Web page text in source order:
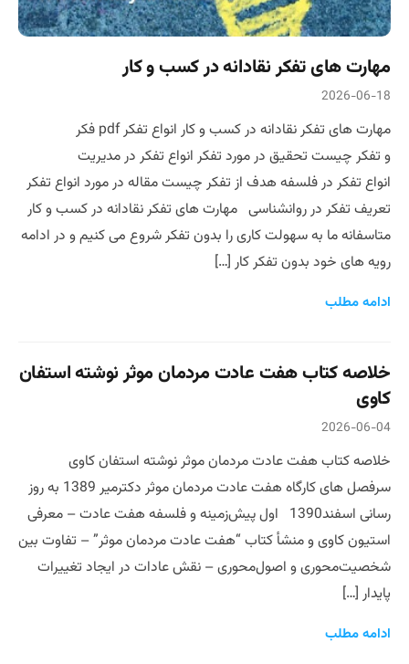
مهارت های تفکر نقادانه در کسب و کار
2026-06-18
مهارت های تفکر نقادانه در کسب و کار انواع تفکر pdf فکر
و تفکر چیست تحقیق در مورد تفکر انواع تفکر در مدیریت
انواع تفکر در فلسفه هدف از تفکر چیست مقاله در مورد انواع تفکر
تعریف تفکر در روانشناسی مهارت های تفکر نقادانه در کسب و کار
متاسفانه ما به سهولت کاری را بدون تفکر شروع می کنیم و در ادامه
رویه های خود بدون تفکر کار […]
ادامه مطلب
خلاصه کتاب هفت عادت مردمان موثر نوشته استفان
کاوی
2026-06-04
خلاصه کتاب هفت عادت مردمان موثر نوشته استفان کاوی
سرفصل های کارگاه هفت عادت مردمان موثر دکترمیر 1389 به روز
رسانی اسفند1390 اول پیش‌زمینه و فلسفه هفت عادت – معرفی
استیون کاوی و منشأ کتاب “هفت عادت مردمان موثر” – تفاوت بین
شخصیت‌محوری و اصول‌محوری – نقش عادات در ایجاد تغییرات
پایدار […]
ادامه مطلب